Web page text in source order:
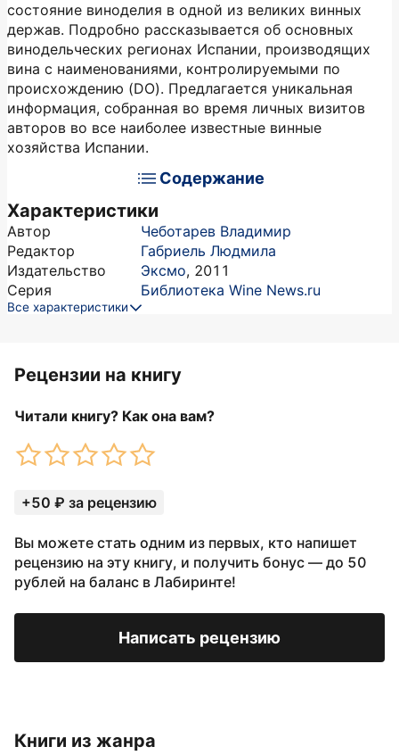
состояние виноделия в одной из великих винных
держав. Подробно рассказывается об основных
винодельческих регионах Испании, производящих
вина с наименованиями, контролируемыми по
происхождению (DO). Предлагается уникальная
информация, собранная во время личных визитов
авторов во все наиболее известные винные
хозяйства Испании.
Содержание
Характеристики
Автор
Чеботарев Владимир
Редактор
Габриель Людмила
Издательство
Эксмо, 2011
Серия
Библиотека Wine News.ru
Все характеристики
Рецензии на книгу
Читали книгу? Как она вам?
+50 ₽ за рецензию
Вы можете стать одним из первых, кто напишет
рецензию на эту книгу, и получить бонус — до 50
рублей на баланс в Лабиринте!
Написать рецензию
Книги из жанра